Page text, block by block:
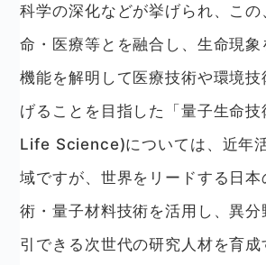
科学の深化などが挙げられ、この
命・医療等とを融合し、生命現
機能を解明して医療技術や環境技
げることを目指した「量子生命
Life Science)については、近年
域ですが、世界をリードする日本
術・量子材料技術を活用し、異分
引できる次世代の研究人材を育